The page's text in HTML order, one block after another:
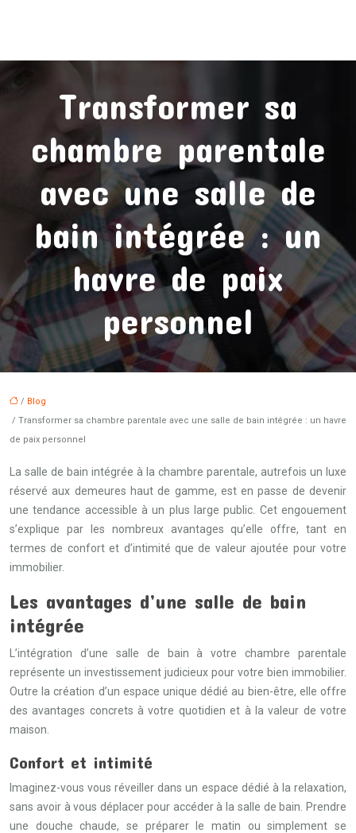
Transformer sa
chambre parentale
avec une salle de
bain intégrée : un
havre de paix
personnel
/ Blog
/ Transformer sa chambre parentale avec une salle de bain intégrée : un havre
de paix personnel
La salle de bain intégrée à la chambre parentale, autrefois un luxe
réservé aux demeures haut de gamme, est en passe de devenir
une tendance accessible à un plus large public. Cet engouement
s’explique par les nombreux avantages qu’elle offre, tant en
termes de confort et d’intimité que de valeur ajoutée pour votre
immobilier.
Les avantages d’une salle de bain
intégrée
L’intégration d’une salle de bain à votre chambre parentale
représente un investissement judicieux pour votre bien immobilier.
Outre la création d’un espace unique dédié au bien-être, elle offre
des avantages concrets à votre quotidien et à la valeur de votre
maison.
Confort et intimité
Imaginez-vous vous réveiller dans un espace dédié à la relaxation,
sans avoir à vous déplacer pour accéder à la salle de bain. Prendre
une douche chaude, se préparer le matin ou simplement se